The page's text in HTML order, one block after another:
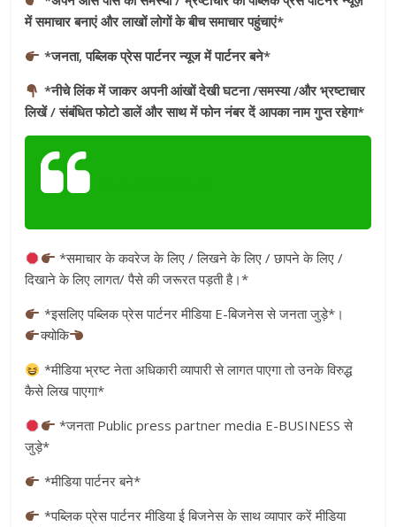
में समाचार बनाएं और लाखों लोगों के बीच समाचार पहुंचाएं*
*जनता, पब्लिक प्रेस पार्टनर न्यूज में पार्टनर बने*
*नीचे लिंक में जाकर अपनी आंखों देखी घटना /समस्या /और भ्रष्टाचार
लिखें / संबंधित फोटो डालें और साथ में फोन नंबर दें आपका नाम गुप्त रहेगा*
*समाचार के कवरेज के लिए / लिखने के लिए / छापने के लिए /
दिखाने के लिए लागत/ पैसे की जरूरत पड़ती है।*
*इसलिए पब्लिक प्रेस पार्टनर मीडिया E-बिजनेस से जनता जुड़े*।
क्योकि
*मीडिया भ्रष्ट नेता अधिकारी व्यापारी से लागत पाएगा तो उनके विरुद्ध
कैसे लिख पाएगा*
*जनता Public press partner media E-BUSINESS से
जुड़े*
*मीडिया पार्टनर बने*
*पब्लिक प्रेस पार्टनर मीडिया ई बिजनेस के साथ व्यापार करें मीडिया